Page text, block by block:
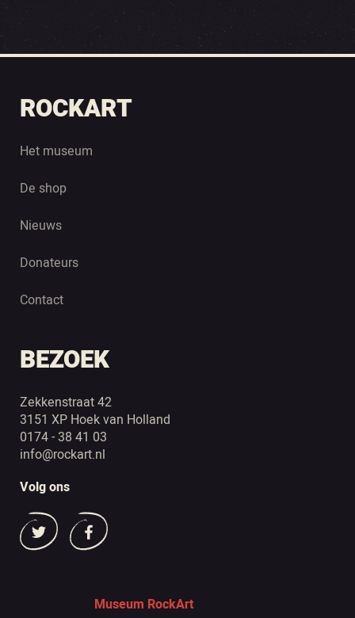
ROCKART
Het museum
De shop
Nieuws
Donateurs
Contact
BEZOEK
Zekkenstraat 42
3151 XP Hoek van Holland
0174 - 38 41 03
info@rockart.nl
Volg ons
Museum RockArt